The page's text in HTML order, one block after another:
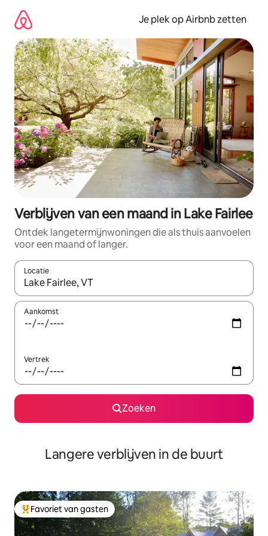
direct
naar
inhoud
Je plek op Airbnb zetten
Verblijven van een maand in Lake Fairlee
Ontdek langetermijnwoningen die als thuis aanvoelen
voor een maand of langer.
Locatie
Wanneer er resultaten beschikbaar zijn, maak je een keuze
Aankomst
Vertrek
Zoeken
Langere verblijven in de buurt
Topfavoriet van gasten
Favoriet van gasten